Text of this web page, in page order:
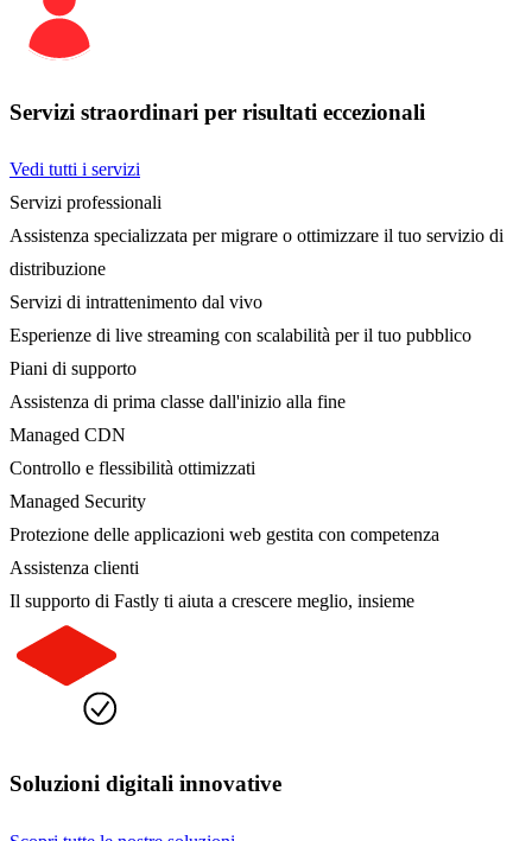
Servizi straordinari per risultati eccezionali
Vedi tutti i servizi
Servizi professionali
Assistenza specializzata per migrare o ottimizzare il tuo servizio di
distribuzione
Servizi di intrattenimento dal vivo
Esperienze di live streaming con scalabilità per il tuo pubblico
Piani di supporto
Assistenza di prima classe dall'inizio alla fine
Managed CDN
Controllo e flessibilità ottimizzati
Managed Security
Protezione delle applicazioni web gestita con competenza
Assistenza clienti
Il supporto di Fastly ti aiuta a crescere meglio, insieme
Soluzioni digitali innovative